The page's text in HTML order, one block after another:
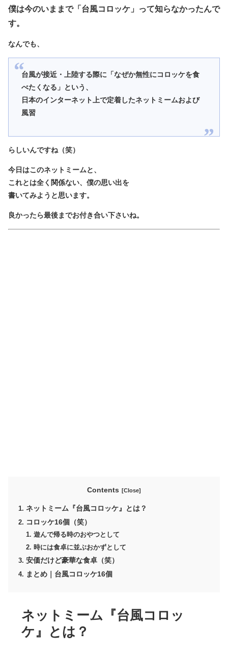
僕は今のいままで「台風コロッケ」って知らなかったんで
す。
なんでも、
台風が接近・上陸する際に「なぜか無性にコロッケを食
べたくなる」という、
日本のインターネット上で定着したネットミームおよび
風習
らしいんですね（笑）
今日はこのネットミームと、
これとは全く関係ない、僕の思い出を
書いてみようと思います。
良かったら最後までお付き合い下さいね。
Contents
ネットミーム『台風コロッケ』とは？
コロッケ16個（笑）
遊んで帰る時のおやつとして
時には食卓に並ぶおかずとして
安価だけど豪華な食卓（笑）
まとめ｜台風コロッケ16個
ネットミーム『台風コロッ
ケ』とは？